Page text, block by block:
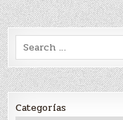
Search
for:
Categorías